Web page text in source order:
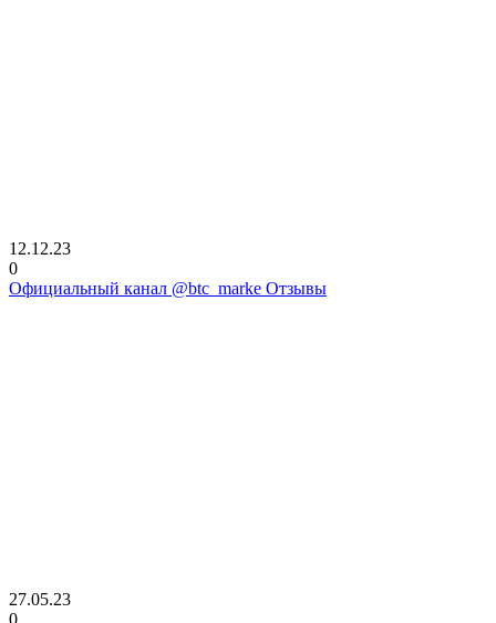
12.12.23
0
Официальный канал @btc_marke Отзывы
27.05.23
0